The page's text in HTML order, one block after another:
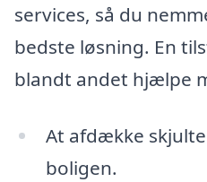
services, så du
bedste løsning. En
blandt andet hjælpe
At afdække
boligen.